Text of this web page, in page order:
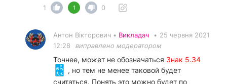
1
1 0
Антон Вікторович • Викладач • 25 червня 2021
12:28
виправлено модератором
Точнее, может не обозначаться Знак 5.34
, но тем не менее таковой будет
считаться. Понять это можно будет по